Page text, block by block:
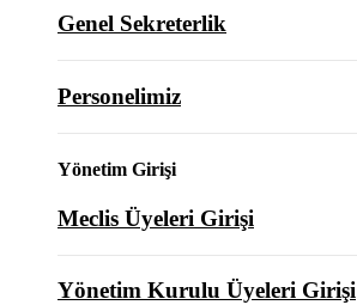
Genel Sekreterlik
Personelimiz
Yönetim Girişi
Meclis Üyeleri Girişi
Yönetim Kurulu Üyeleri Girişi